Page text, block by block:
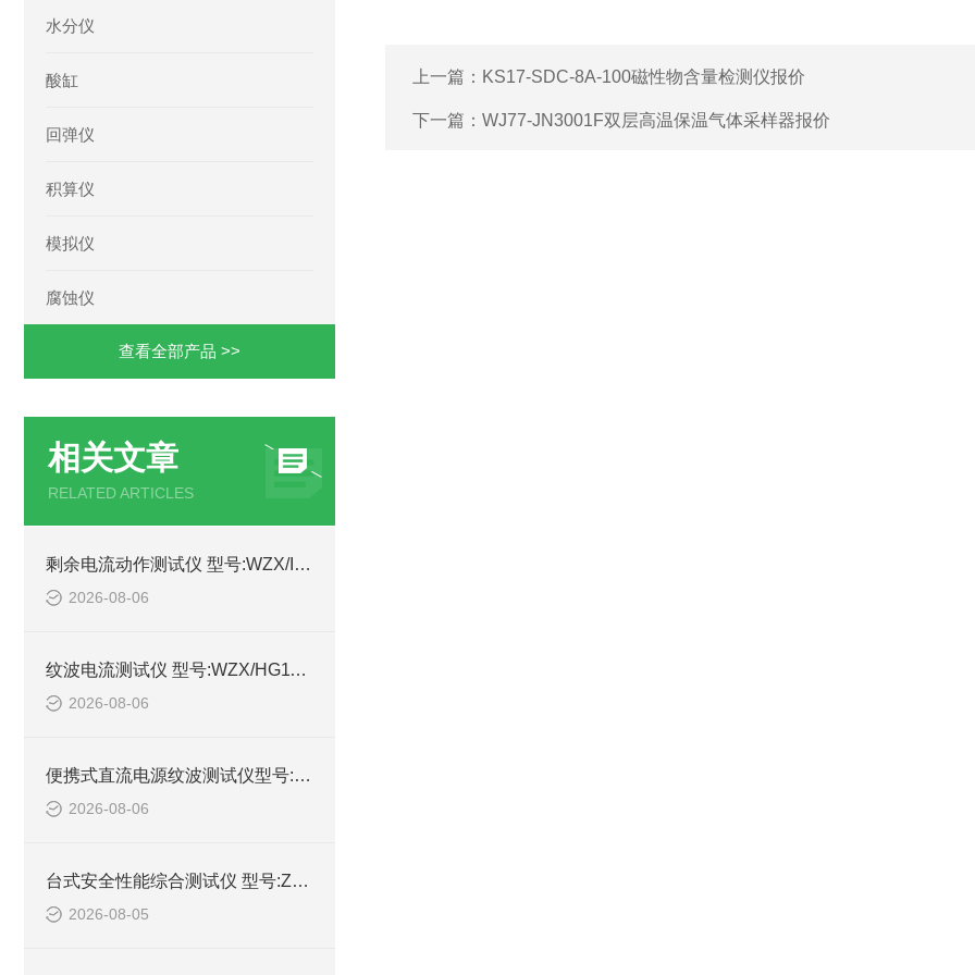
水分仪
酸缸
回弹仪
积算仪
模拟仪
腐蚀仪
查看全部产品 >>
相关文章
RELATED ARTICLES
剩余电流动作测试仪 型号:WZX/IDB-4的详细介绍
2026-08-06
纹波电流测试仪 型号:WZX/HG1100-10A库号：M414989的简单介绍
2026-08-06
便携式直流电源纹波测试仪型号:WZX/DYWB-260的简单介绍
2026-08-06
台式安全性能综合测试仪 型号:ZX/HEX330的详细介绍
2026-08-05
上一篇： KS17-SDC-8A-100磁性物含量检测仪报价
下一篇： WJ77-JN3001F双层高温保温气体采样器报价